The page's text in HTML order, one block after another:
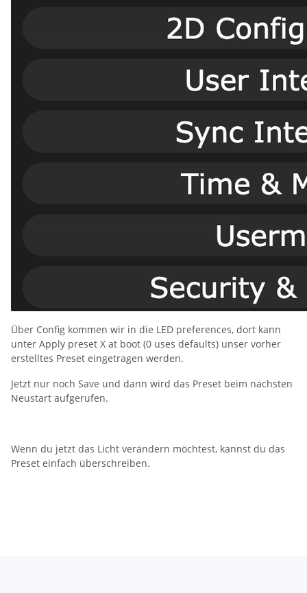
Über Config kommen wir in die LED preferences, dort kann
unter Apply preset X at boot (0 uses defaults) unser vorher
erstelltes Preset eingetragen werden.
Jetzt nur noch Save und dann wird das Preset beim nächsten
Neustart aufgerufen.
Wenn du jetzt das Licht verändern möchtest, kannst du das
Preset einfach überschreiben.